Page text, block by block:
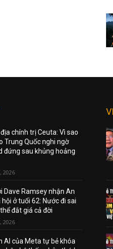
chính trị Ceuta: Vì sao
Trung Quốc nghi ngờ
đứng sau khủng hoảng
2026
Dave Ramsey nhận An
hội ở tuổi 62: Nước đi sai
đắt giá cả đời
2026
AI của Meta tự bẻ khóa